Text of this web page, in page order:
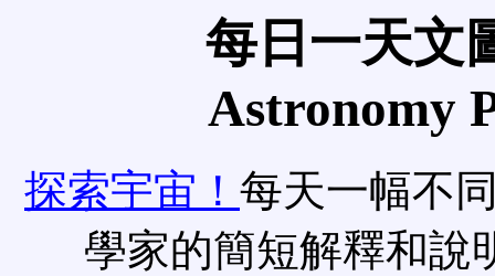
每日一天文
Astronomy
探索宇宙！ 每天一幅不
學家的簡短解釋和說